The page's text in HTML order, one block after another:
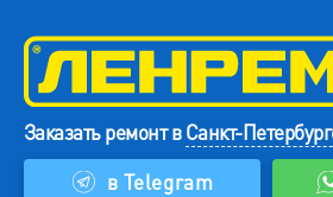
Заказать ремонт вСанкт-
в Telegram